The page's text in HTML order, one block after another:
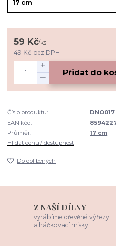
59 Kč/ks
49 Kč bez DPH
Přidat do
Číslo produktu:
DNO017
EAN kód:
Průměr:
17 cm
Hlídat cenu / dostupnost
Do oblíbených
Z NAŠÍ DÍLNY
vyrábíme dřevěné výřezy
a háčkovací misky